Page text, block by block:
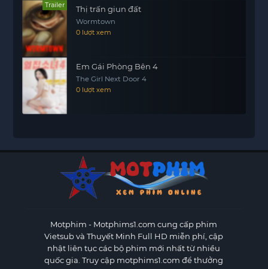
Trailer Thị trấn giun đất
Wormtown
0 lượt xem
Em Gái Phòng Bên 4
The Girl Next Door 4
0 lượt xem
Motphim - Motphims1.com cung cấp phim
Vietsub và Thuyết Minh Full HD miễn phí, cập
nhật liên tục các bộ phim mới nhất từ nhiều
quốc gia. Truy cập motphims1.com để thưởng